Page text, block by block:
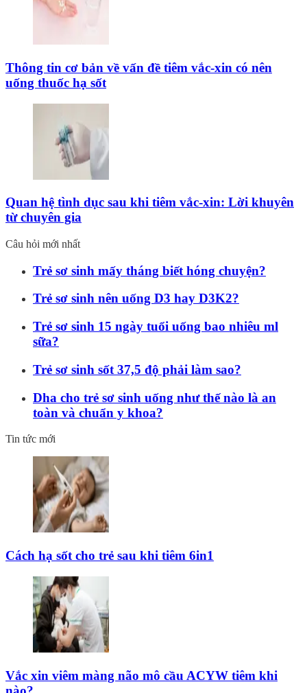
Thông tin cơ bản về vấn đề tiêm vắc-xin có nên
uống thuốc hạ sốt
Quan hệ tình dục sau khi tiêm vắc-xin: Lời khuyên
từ chuyên gia
Câu hỏi mới nhất
Trẻ sơ sinh mấy tháng biết hóng chuyện?
Trẻ sơ sinh nên uống D3 hay D3K2?
Trẻ sơ sinh 15 ngày tuổi uống bao nhiêu ml
sữa?
Trẻ sơ sinh sốt 37,5 độ phải làm sao?
Dha cho trẻ sơ sinh uống như thế nào là an
toàn và chuẩn y khoa?
Tin tức mới
Cách hạ sốt cho trẻ sau khi tiêm 6in1
Vắc xin viêm màng não mô cầu ACYW tiêm khi